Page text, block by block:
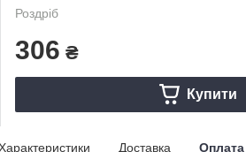
Роздріб
306 ₴
Купити
Доставка Оплата